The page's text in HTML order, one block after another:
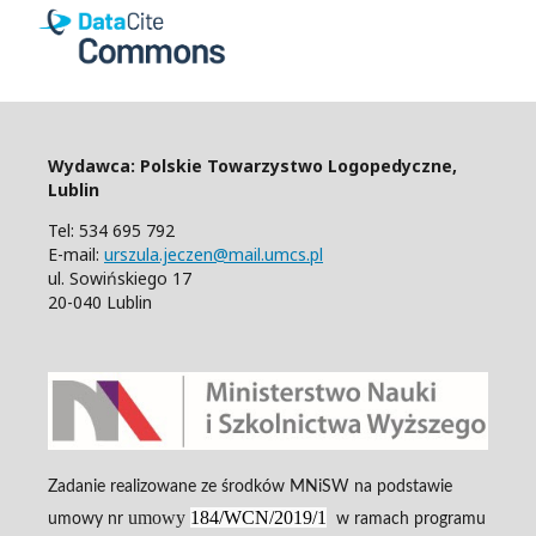
Wydawca: Polskie Towarzystwo Logopedyczne,
Lublin
Tel: 534 695 792
E-mail: urszula.jeczen@mail.umcs.pl
ul. Sowińskiego 17
20-040 Lublin
Zadanie realizowane ze środków MNiSW na podstawie
umowy nr umowy 184/WCN/2019/1 w ramach programu